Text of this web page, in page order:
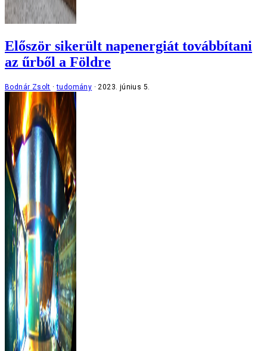
Először sikerült napenergiát továbbítani
az űrből a Földre
Bodnár Zsolt tudomány 2023. június 5.